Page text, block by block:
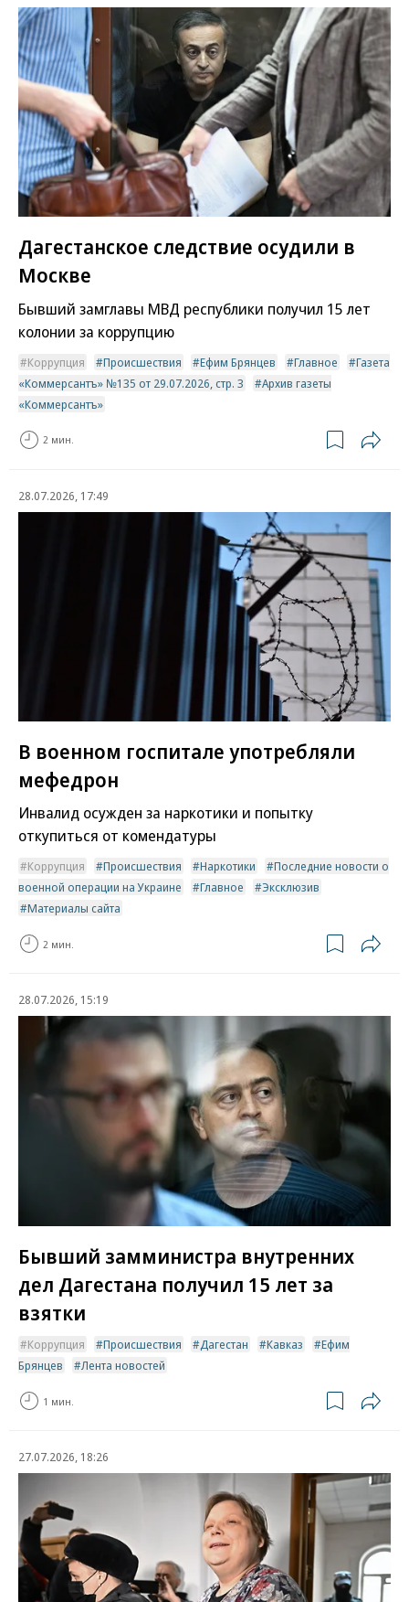
Дагестанское следствие осудили в
Москве
Бывший замглавы МВД республики получил 15 лет
колонии за коррупцию
Коррупция Происшествия Ефим Брянцев Главное
Газета
«Коммерсантъ» №135 от 29.07.2026, стр. 3
Архив газеты
«Коммерсантъ»
2 мин.
28.07.2026, 17:49
В военном госпитале употребляли
мефедрон
Инвалид осужден за наркотики и попытку
откупиться от комендатуры
Коррупция Происшествия Наркотики
Последние новости о
военной операции на Украине
Главное
Эксклюзив
Материалы сайта
2 мин.
28.07.2026, 15:19
Бывший замминистра внутренних
дел Дагестана получил 15 лет за
взятки
Коррупция Происшествия Дагестан Кавказ
Ефим
Брянцев
Лента новостей
1 мин.
27.07.2026, 18:26